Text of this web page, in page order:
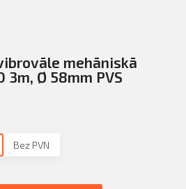
PIETEIKTIES
mehāniskā
3m, Ø 58mm PVS
Bez PVN